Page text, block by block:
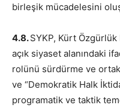
birleşik mücadelesini
4.8.SYKP, Kürt
açık siyaset alanındaki
rolünü sürdürme ve
ve “Demokratik Halk
programatik ve taktik